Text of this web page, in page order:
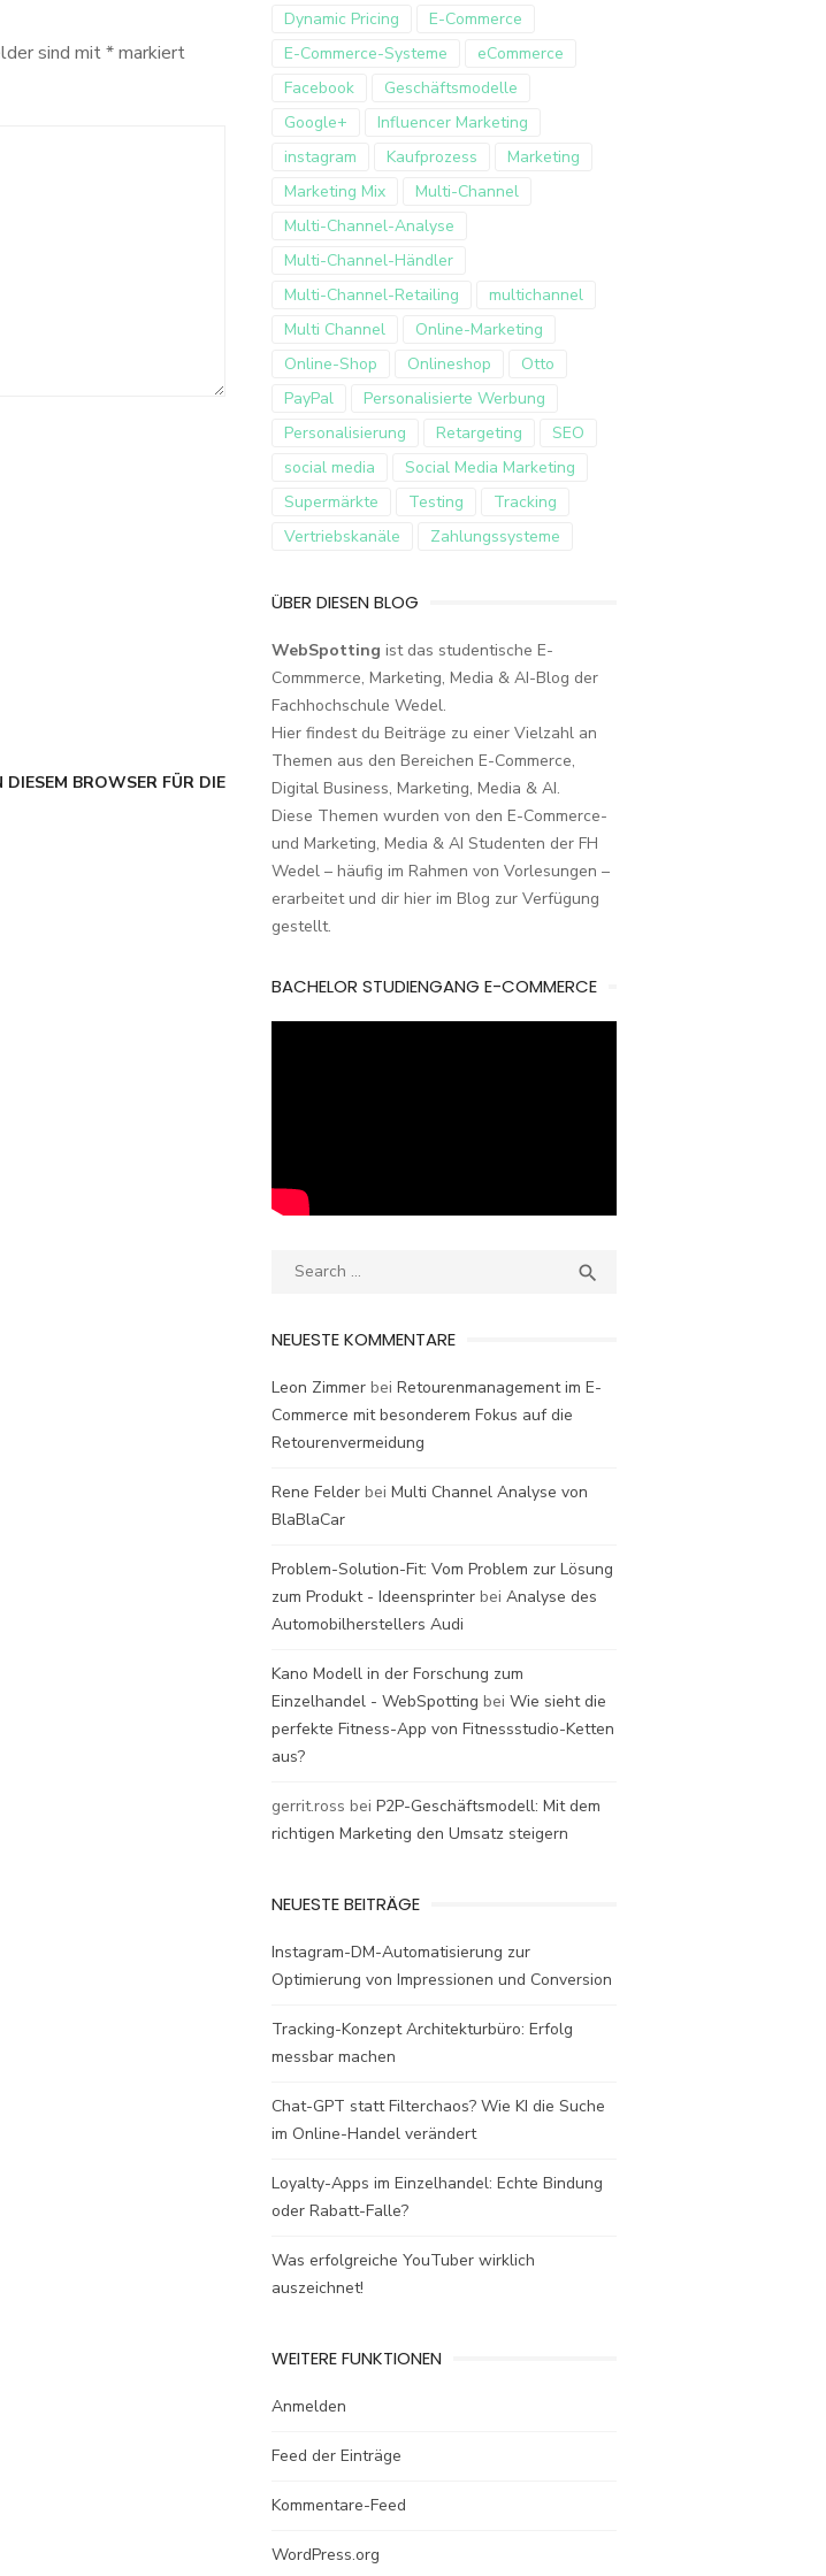
sind mit*markiert
DIESEM BROWSER FÜR DIE
Dynamic Pricing
E-Commerce
E-Commerce-Systeme
eCommerce
Facebook
Geschäftsmodelle
Google+
Influencer Marketing
instagram
Kaufprozess
Marketing
Marketing Mix
Multi-Channel
Multi-Channel-Analyse
Multi-Channel-Händler
Multi-Channel-Retailing
multichannel
Multi Channel
Online-Marketing
Online-Shop
Onlineshop
Otto
PayPal
Personalisierte Werbung
Personalisierung
Retargeting
SEO
social media
Social Media Marketing
Supermärkte
Testing
Tracking
Vertriebskanäle
Zahlungssysteme
ÜBER DIESEN BLOG
WebSpotting ist das studentische E-
Commmerce, Marketing, Media & AI-Blog der
Fachhochschule Wedel.
Hier findest du Beiträge zu einer Vielzahl an
Themen aus den Bereichen E-Commerce,
Digital Business, Marketing, Media & AI.
Diese Themen wurden von den E-Commerce-
und Marketing, Media & AI Studenten der FH
Wedel – häufig im Rahmen von Vorlesungen –
erarbeitet und dir hier im Blog zur Verfügung
gestellt.
BACHELOR STUDIENGANG E-COMMERCE
Search

NEUESTE KOMMENTARE
Leon Zimmer bei Retourenmanagement im E-
Commerce mit besonderem Fokus auf die
Retourenvermeidung
Rene Felder bei Multi Channel Analyse von
BlaBlaCar
Problem-Solution-Fit: Vom Problem zur Lösung
zum Produkt - Ideensprinter bei Analyse des
Automobilherstellers Audi
Kano Modell in der Forschung zum
Einzelhandel - WebSpotting bei Wie sieht die
perfekte Fitness-App von Fitnessstudio-Ketten
aus?
gerrit.ross bei P2P-Geschäftsmodell: Mit dem
richtigen Marketing den Umsatz steigern
NEUESTE BEITRÄGE
Instagram-DM-Automatisierung zur
Optimierung von Impressionen und Conversion
Tracking-Konzept Architekturbüro: Erfolg
messbar machen
Chat-GPT statt Filterchaos? Wie KI die Suche
im Online-Handel verändert
Loyalty-Apps im Einzelhandel: Echte Bindung
oder Rabatt-Falle?
Was erfolgreiche YouTuber wirklich
auszeichnet!
WEITERE FUNKTIONEN
Anmelden
Feed der Einträge
Kommentare-Feed
WordPress.org